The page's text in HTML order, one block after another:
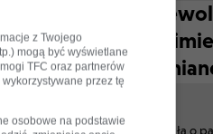
Rozpoczyna się
estetyczna na
a ogródki
22.00
1 września weszła w życie uchwała o
z Twojego
mogą być wyświetlane
TFC oraz partnerów
przez tę
osobowe na podstawie